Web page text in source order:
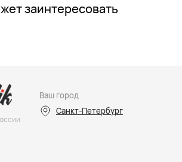
заинтересовать
Ваш город
Санкт-Петербург